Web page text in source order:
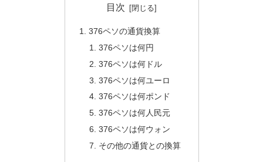
目次
376ペソの通貨換算
376ペソは何円
376ペソは何ドル
376ペソは何ユーロ
376ペソは何ポンド
376ペソは何人民元
376ペソは何ウォン
その他の通貨との換算